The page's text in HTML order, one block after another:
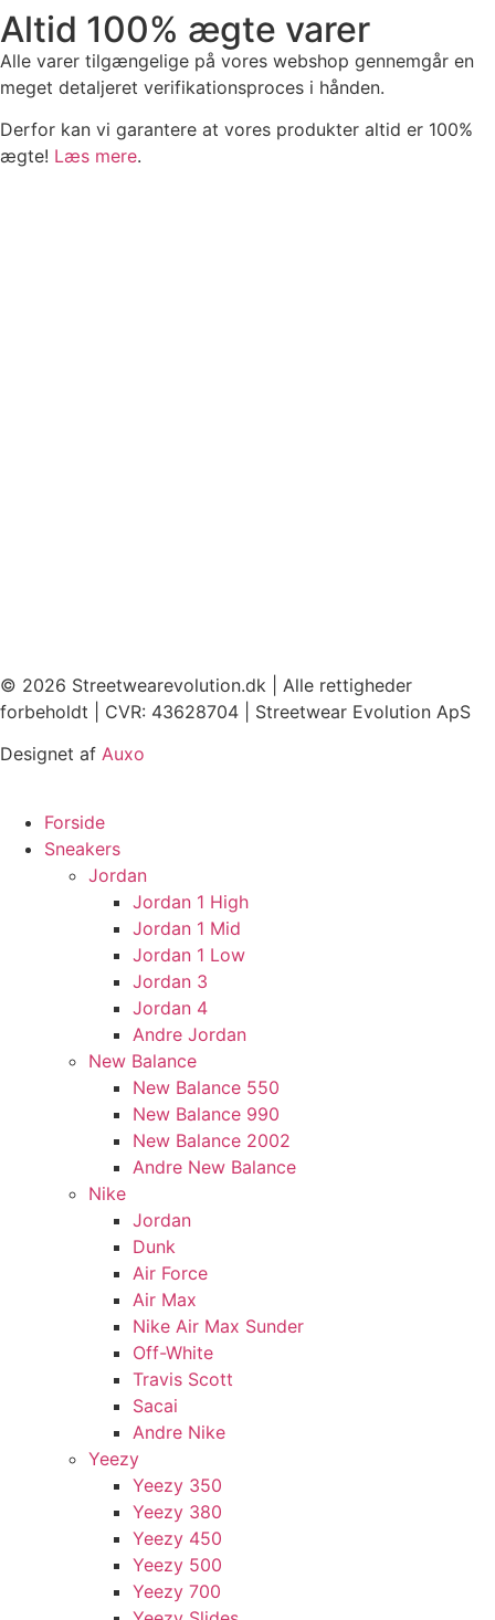
Altid 100% ægte varer
Alle varer tilgængelige på vores webshop gennemgår en
meget detaljeret verifikationsproces i hånden.
Derfor kan vi garantere at vores produkter altid er 100%
ægte! Læs mere.
© 2026 Streetwearevolution.dk | Alle rettigheder
forbeholdt | CVR: 43628704 | Streetwear Evolution ApS
Designet af Auxo
Forside
Sneakers
Jordan
Jordan 1 High
Jordan 1 Mid
Jordan 1 Low
Jordan 3
Jordan 4
Andre Jordan
New Balance
New Balance 550
New Balance 990
New Balance 2002
Andre New Balance
Nike
Jordan
Dunk
Air Force
Air Max
Nike Air Max Sunder
Off-White
Travis Scott
Sacai
Andre Nike
Yeezy
Yeezy 350
Yeezy 380
Yeezy 450
Yeezy 500
Yeezy 700